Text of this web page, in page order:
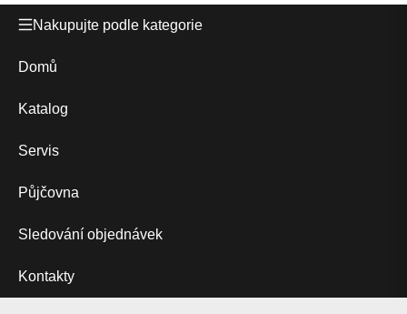
Nakupujte podle kategorie
Domů
Katalog
Servis
Půjčovna
Sledování objednávek
Kontakty